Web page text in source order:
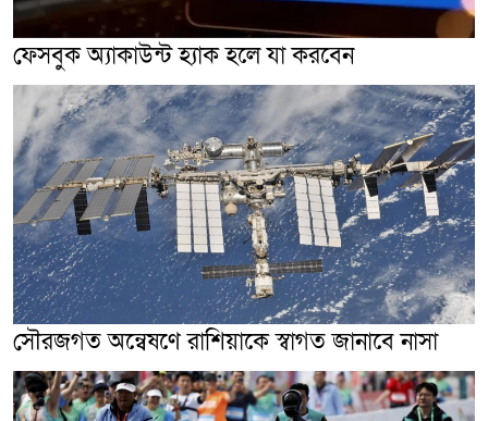
ফেসবুক অ্যাকাউন্ট হ্যাক হলে যা করবেন
সৌরজগত অন্বেষণে রাশিয়াকে স্বাগত জানাবে নাসা